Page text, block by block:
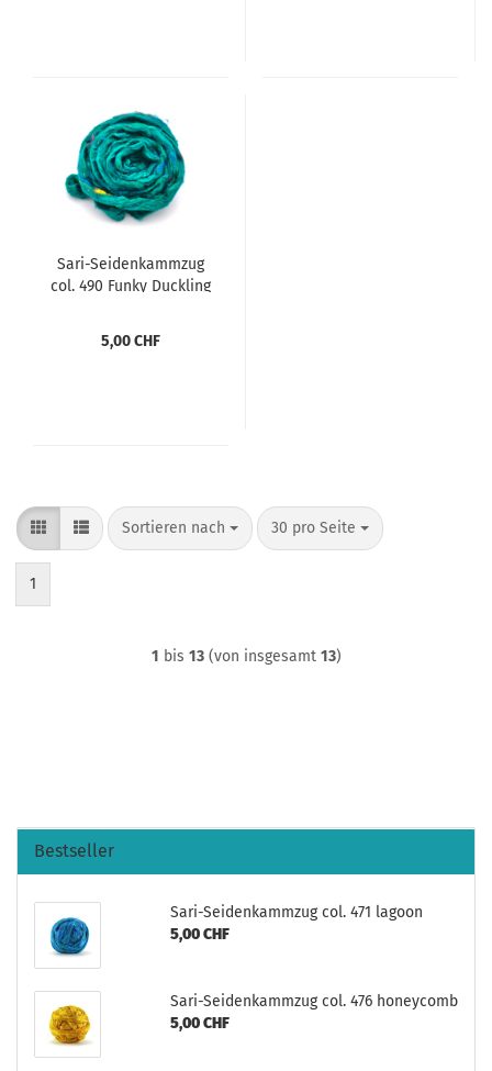
Sari-Seidenkammzug
col. 490 Funky Duckling
5,00 CHF
Sortieren nach
Sortieren nach 30 pro Seite
pro Seite
1
1 bis 13(von insgesamt 13)
Bestseller
Sari-Seidenkammzug col. 471 lagoon
5,00 CHF
Sari-Seidenkammzug col. 476 honeycomb
5,00 CHF